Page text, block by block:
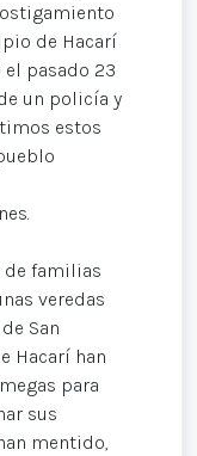
de Hacarí
pasado 23
un policía y
estos
de familias
veredas
San
Hacarí han
para
sus
mentido,